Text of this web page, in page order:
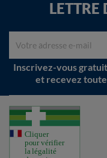
Inscrivez-vous
et recevez